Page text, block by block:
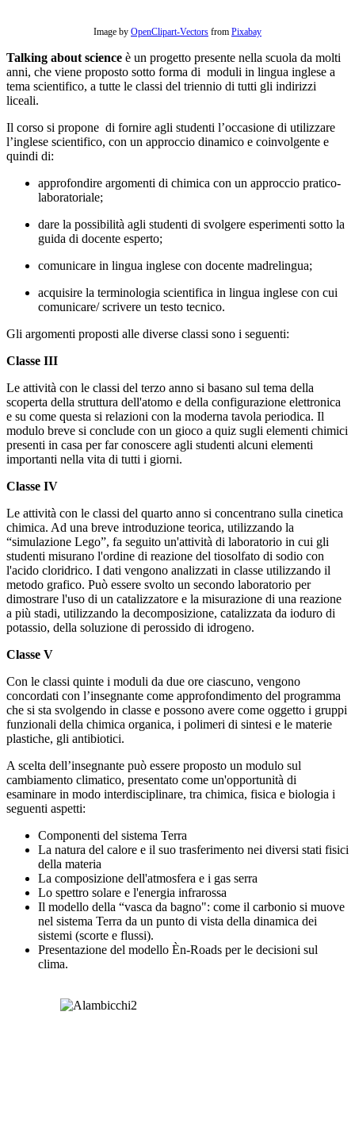
Image by OpenClipart-Vectors from Pixabay
Talking about science è un progetto presente nella scuola da molti
anni, che viene proposto sotto forma di moduli in lingua inglese a
tema scientifico, a tutte le classi del triennio di tutti gli indirizzi
liceali.
Il corso si propone di fornire agli studenti l’occasione di utilizzare
l’inglese scientifico, con un approccio dinamico e coinvolgente e
quindi di:
approfondire argomenti di chimica con un approccio pratico-
laboratoriale;
dare la possibilità agli studenti di svolgere esperimenti sotto la
guida di docente esperto;
comunicare in lingua inglese con docente madrelingua;
acquisire la terminologia scientifica in lingua inglese con cui
comunicare/ scrivere un testo tecnico.
Gli argomenti proposti alle diverse classi sono i seguenti:
Classe III
Le attività con le classi del terzo anno si basano sul tema della
scoperta della struttura dell'atomo e della configurazione elettronica
e su come questa si relazioni con la moderna tavola periodica. Il
modulo breve si conclude con un gioco a quiz sugli elementi chimici
presenti in casa per far conoscere agli studenti alcuni elementi
importanti nella vita di tutti i giorni.
Classe IV
Le attività con le classi del quarto anno si concentrano sulla cinetica
chimica. Ad una breve introduzione teorica, utilizzando la
“simulazione Lego”, fa seguito un'attività di laboratorio in cui gli
studenti misurano l'ordine di reazione del tiosolfato di sodio con
l'acido cloridrico. I dati vengono analizzati in classe utilizzando il
metodo grafico. Può essere svolto un secondo laboratorio per
dimostrare l'uso di un catalizzatore e la misurazione di una reazione
a più stadi, utilizzando la decomposizione, catalizzata da ioduro di
potassio, della soluzione di perossido di idrogeno.
Classe V
Con le classi quinte i moduli da due ore ciascuno, vengono
concordati con l’insegnante come approfondimento del programma
che si sta svolgendo in classe e possono avere come oggetto i gruppi
funzionali della chimica organica, i polimeri di sintesi e le materie
plastiche, gli antibiotici.
A scelta dell’insegnante può essere proposto un modulo sul
cambiamento climatico, presentato come un'opportunità di
esaminare in modo interdisciplinare, tra chimica, fisica e biologia i
seguenti aspetti:
Componenti del sistema Terra
La natura del calore e il suo trasferimento nei diversi stati fisici
della materia
La composizione dell'atmosfera e i gas serra
Lo spettro solare e l'energia infrarossa
Il modello della “vasca da bagno": come il carbonio si muove
nel sistema Terra da un punto di vista della dinamica dei
sistemi (scorte e flussi).
Presentazione del modello Èn-Roads per le decisioni sul
clima.